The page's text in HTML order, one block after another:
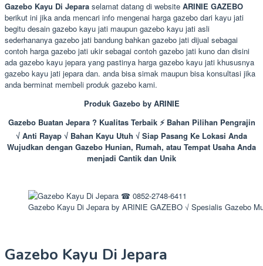
Gazebo Kayu Di Jepara selamat datang di website ARINIE GAZEBO
berikut ini jika anda mencari info mengenai harga gazebo dari kayu jati
begitu desain gazebo kayu jati maupun gazebo kayu jati asli
sederhananya gazebo jati bandung bahkan gazebo jati dijual sebagai
contoh harga gazebo jati ukir sebagai contoh gazebo jati kuno dan disini
ada gazebo kayu jepara yang pastinya harga gazebo kayu jati khususnya
gazebo kayu jati jepara dan. anda bisa simak maupun bisa konsultasi jika
anda berminat membeli produk gazebo kami.
Produk Gazebo by ARINIE
Gazebo Buatan Jepara ? Kualitas Terbaik ⚡ Bahan Pilihan Pengrajin
√ Anti Rayap √ Bahan Kayu Utuh √ Siap Pasang Ke Lokasi Anda
Wujudkan dengan Gazebo Hunian, Rumah, atau Tempat Usaha Anda
menjadi Cantik dan Unik
Gazebo Kayu Di Jepara by ARINIE GAZEBO √ Spesialis Gazebo
Gazebo Kayu Di Jepara